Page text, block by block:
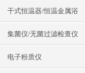
干式恒温器/恒温金属浴
集菌仪/无菌过滤检查仪
电子粉质仪